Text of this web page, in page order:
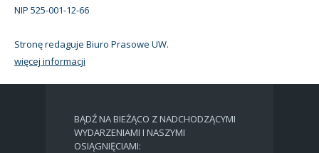
NIP 525-001-12-66
Stronę redaguje Biuro Prasowe UW.
więcej informacji
BĄDŹ NA BIEŻĄCO Z NADCHODZĄCYMI
WYDARZENIAMI I NASZYMI
OSIĄGNIĘCIAMI: